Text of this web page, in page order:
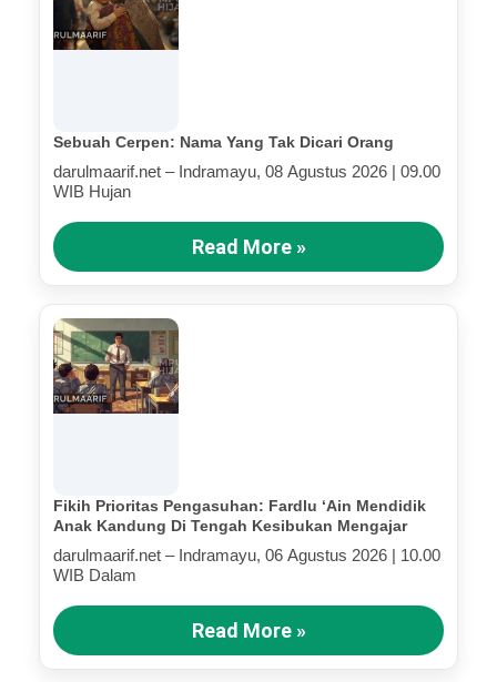
Sebuah Cerpen: Nama Yang Tak Dicari Orang
darulmaarif.net – Indramayu, 08 Agustus 2026 | 09.00
WIB Hujan
Read More »
Fikih Prioritas Pengasuhan: Fardlu ‘Ain Mendidik
Anak Kandung Di Tengah Kesibukan Mengajar
darulmaarif.net – Indramayu, 06 Agustus 2026 | 10.00
WIB Dalam
Read More »